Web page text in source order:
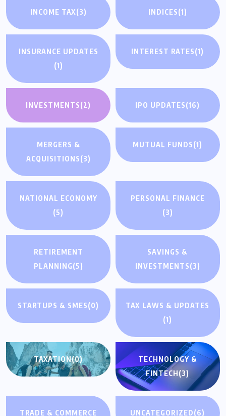
INCOME TAX(3) INDICES(1)
INSURANCE UPDATES
(1)
INTEREST RATES(1)
INVESTMENTS(2) IPO UPDATES(16)
MERGERS &
ACQUISITIONS(3)
MUTUAL FUNDS(1)
NATIONAL ECONOMY
(5)
PERSONAL FINANCE
(3)
RETIREMENT
PLANNING(5)
SAVINGS &
INVESTMENTS(3)
STARTUPS & SMES(0)
TAX LAWS & UPDATES
(1)
TAXATION(0)
TECHNOLOGY &
FINTECH(3)
TRADE & COMMERCE UNCATEGORIZED(6)